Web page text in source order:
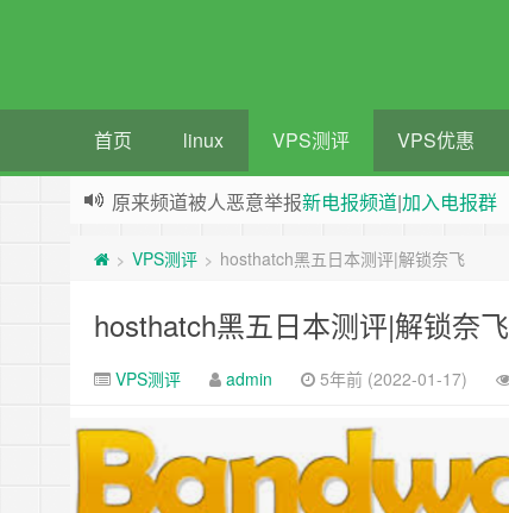
首页 linux VPS测评 VPS优惠
原来频道被人恶意举报新电报频道|加入电报群
> VPS测评 > hosthatch黑五日本测评|解锁奈飞
hosthatch黑五日本测评|解锁奈飞
VPS测评 admin 5年前 (2022-01-17)